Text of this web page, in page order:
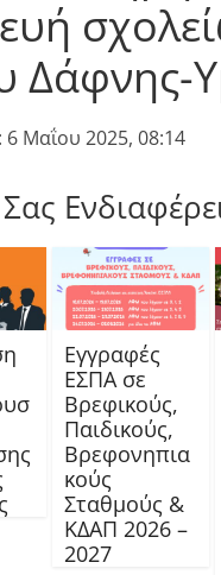
Δάφνης-
6 Μαΐου 2025, 08:14
Εγγραφές
ΕΣΠΑ σε
Βρεφικούς,
Παιδικούς,
Βρεφονηπια
κούς
Σταθμούς &
ΚΔΑΠ 2026 –
2027